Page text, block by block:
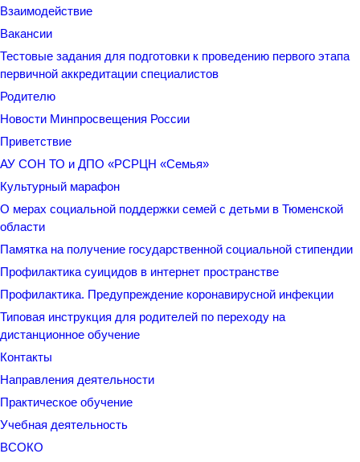
Взаимодействие
Вакансии
Тестовые задания для подготовки к проведению первого этапа
первичной аккредитации специалистов
Родителю
Новости Минпросвещения России
Приветствие
АУ СОН ТО и ДПО «РСРЦН «Семья»
Культурный марафон
О мерах социальной поддержки семей с детьми в Тюменской
области
Памятка на получение государственной социальной стипендии
Профилактика суицидов в интернет пространстве
Профилактика. Предупреждение коронавирусной инфекции
Типовая инструкция для родителей по переходу на
дистанционное обучение
Контакты
Направления деятельности
Практическое обучение
Учебная деятельность
ВСОКО